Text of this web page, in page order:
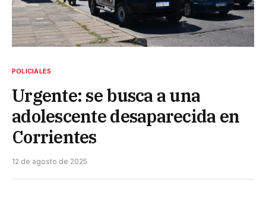
POLICIALES
Urgente: se busca a una
adolescente desaparecida en
Corrientes
12 de agosto de 2025